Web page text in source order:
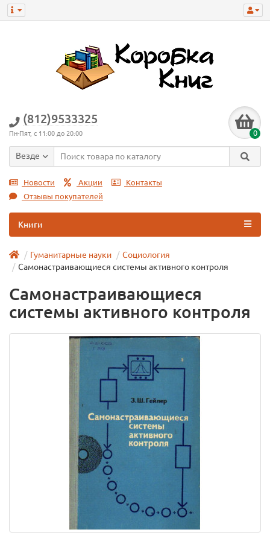
(812)9533325
Пн-Пят, с 11:00 до 20:00 0
Везде
Новости Акции
Контакты
Отзывы покупателей
Книги
Гуманитарные науки
Социология
Самонастраивающиеся системы активного контроля
Самонастраивающиеся
системы активного контроля